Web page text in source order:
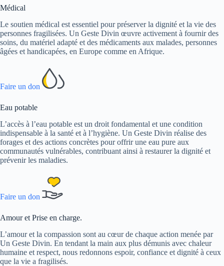
Médical
Le soutien médical est essentiel pour préserver la dignité et la vie des
personnes fragilisées. Un Geste Divin œuvre activement à fournir des
soins, du matériel adapté et des médicaments aux malades, personnes
âgées et handicapées, en Europe comme en Afrique.
Faire un don
Eau potable
L’accès à l’eau potable est un droit fondamental et une condition
indispensable à la santé et à l’hygiène. Un Geste Divin réalise des
forages et des actions concrètes pour offrir une eau pure aux
communautés vulnérables, contribuant ainsi à restaurer la dignité et
prévenir les maladies.
Faire un don
Amour et Prise en charge.
L’amour et la compassion sont au cœur de chaque action menée par
Un Geste Divin. En tendant la main aux plus démunis avec chaleur
humaine et respect, nous redonnons espoir, confiance et dignité à ceux
que la vie a fragilisés.